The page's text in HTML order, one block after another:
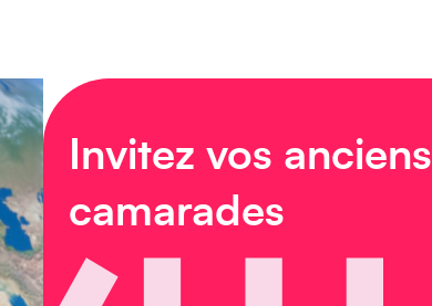
Invitez vos anciens
camarades